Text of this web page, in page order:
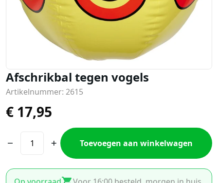
Afschrikbal tegen vogels
Artikelnummer: 2615
€ 17,95
Toevoegen aan winkelwagen